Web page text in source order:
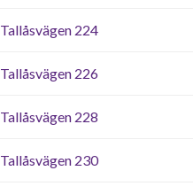
Tallåsvägen 224
Tallåsvägen 226
Tallåsvägen 228
Tallåsvägen 230